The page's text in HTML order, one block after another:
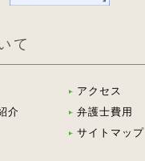
て
介
アクセス
弁護士費用
サイトマップ